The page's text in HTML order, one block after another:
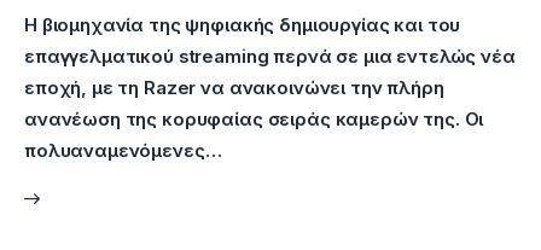
Η βιομηχανία της ψηφιακής δημιουργίας και του
επαγγελματικού streaming περνά σε μια εντελώς νέα
εποχή, με τη Razer να ανακοινώνει την πλήρη
ανανέωση της κορυφαίας σειράς καμερών της. Οι
πολυαναμενόμενες…